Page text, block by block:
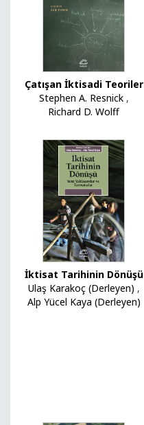
Çatışan İktisadi Teoriler
Stephen A. Resnick,
Richard D. Wolff
İktisat Tarihinin Dönüşü
Ulaş Karakoç (Derleyen) ,
Alp Yücel Kaya (Derleyen)